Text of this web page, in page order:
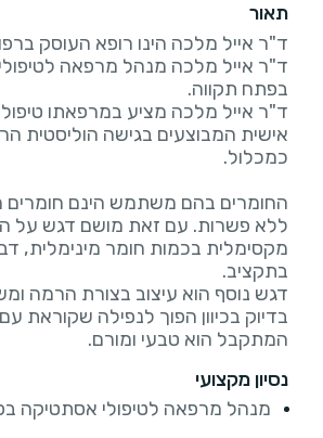
תאור
ד"ר אייל מלכה מנהל מרפאה
ד"ר אייל מלכה מציע במרפאתו
אישית המבוצעים בגישה הוליסטית
החומרים בהם משתמש הינם חומרים
ללא פשרות. עם זאת מושם דגש על
מקסימלית בכמות חומר מינימלית,
דגש נוסף הוא עיצוב בצורת הרמה
בדיוק בכיוון הפוך לנפילה שקוראת
המתקבל הוא טבעי ומורם.
נסיון מקצועי
מנהל מרפאה לטיפולי אסתטיקה